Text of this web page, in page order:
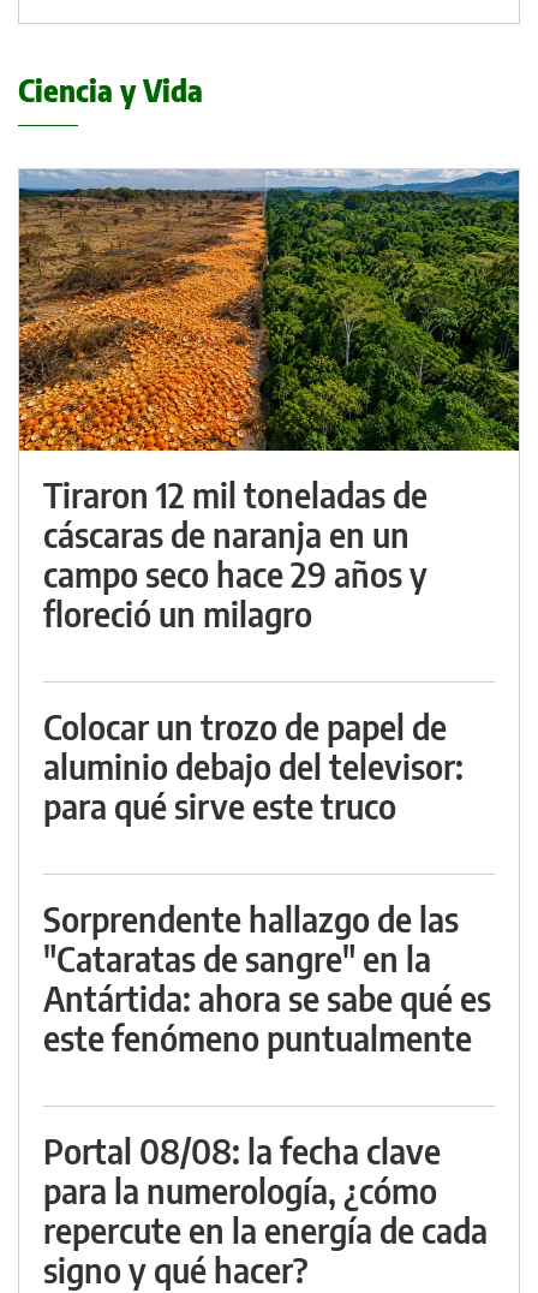
Ciencia y Vida
Tiraron 12 mil toneladas de
cáscaras de naranja en un
campo seco hace 29 años y
floreció un milagro
Colocar un trozo de papel de
aluminio debajo del televisor:
para qué sirve este truco
Sorprendente hallazgo de las
"Cataratas de sangre" en la
Antártida: ahora se sabe qué es
este fenómeno puntualmente
Portal 08/08: la fecha clave
para la numerología, ¿cómo
repercute en la energía de cada
signo y qué hacer?